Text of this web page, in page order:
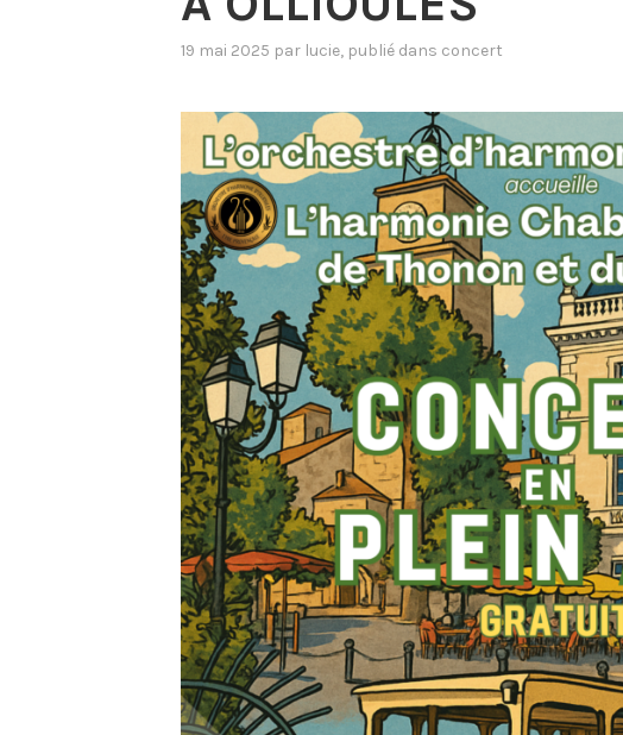
19 mai 2025 par lucie, publié dans concert